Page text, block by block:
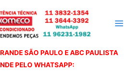
SÃO PAULO E ABC PAULISTA
PELO WHATSAPP: